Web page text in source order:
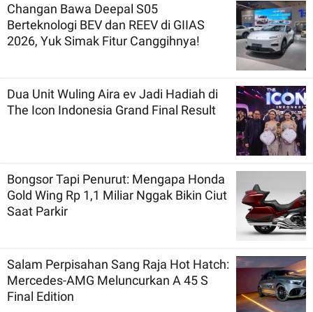
Changan Bawa Deepal S05
Berteknologi BEV dan REEV di GIIAS
2026, Yuk Simak Fitur Canggihnya!
Dua Unit Wuling Aira ev Jadi Hadiah di
The Icon Indonesia Grand Final Result
Bongsor Tapi Penurut: Mengapa Honda
Gold Wing Rp 1,1 Miliar Nggak Bikin Ciut
Saat Parkir
Salam Perpisahan Sang Raja Hot Hatch:
Mercedes-AMG Meluncurkan A 45 S
Final Edition